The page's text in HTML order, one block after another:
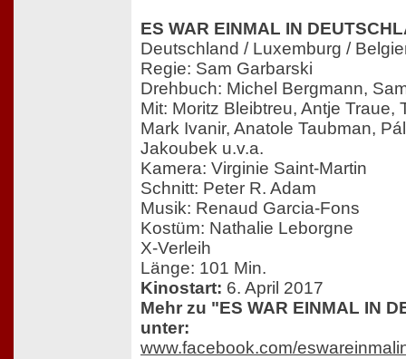
ES WAR EINMAL IN
Deutschland / Luxemburg /
Regie: Sam Garbarski
Drehbuch: Michel Bergmann,
Mit: Moritz Bleibtreu, Antje Traue,
Mark Ivanir, Anatole Taubman,
Jakoubek u.v.a.
Kamera: Virginie Saint-Martin
Schnitt: Peter R. Adam
Musik: Renaud Garcia-Fons
Kostüm: Nathalie Leborgne
X-Verleih
Länge: 101 Min.
Kinostart: 6. April 2017
Mehr zu "ES WAR EINMAL IN
unter:
www.facebook.com/